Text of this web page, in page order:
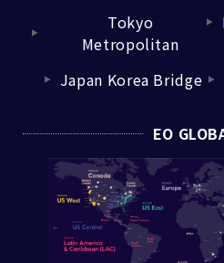
▼
Tokyo
Metropolitan
▼
▼ Japan Korea Bridge ▼
EO